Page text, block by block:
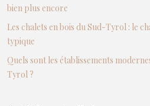
bien plus encore
Les chalets en bois du Sud-Tyrol : le
typique
Quels sont les établissements
Tyrol ?